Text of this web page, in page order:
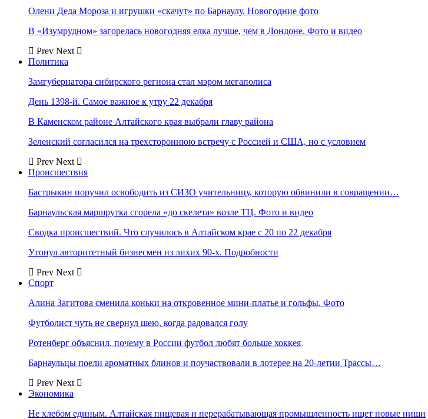
Олени Деда Мороза и игрушки «скачут» по Барнаулу. Новогодние фото
В «Изумрудном» загорелась новогодняя елка лучше, чем в Лондоне. Фото и видео
Prev Next
Политика
Замгубернатора сибирского региона стал мэром мегаполиса
День 1398-й. Самое важное к утру 22 декабря
В Каменском районе Алтайского края выбрали главу района
Зеленский согласился на трехстороннюю встречу с Россией и США, но с условием
Prev Next
Происшествия
Бастрыкин поручил освободить из СИЗО учительницу, которую обвинили в совращении…
Барнаульская маршрутка сгорела «до скелета» возле ТЦ. Фото и видео
Сводка происшествий. Что случилось в Алтайском крае с 20 по 22 декабря
Утонул авторитетный бизнесмен из лихих 90-х. Подробности
Prev Next
Спорт
Алина Загитова сменила коньки на откровенное мини-платье и гольфы. Фото
Футболист чуть не свернул шею, когда радовался голу
Ротенберг объяснил, почему в России футбол любят больше хоккея
Барнаульцы поели ароматных блинов и поучаствовали в лотерее на 20-летии Трассы…
Prev Next
Экономика
Не хлебом единым. Алтайская пищевая и перерабатывающая промышленность ищет новые ниши